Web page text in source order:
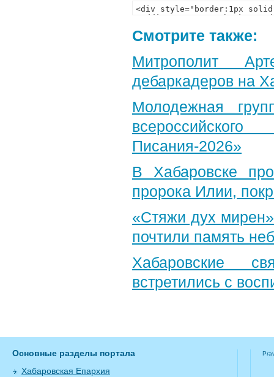
Смотрите также:
Митрополит
дебаркадеров на
Молодежная
Писания-2026»
В Хабаровске
пророка Илии,
«Стяжи дух
почтили память
Хабаровские
встретились с
Основные разделы портала
Хабаровская Епархия